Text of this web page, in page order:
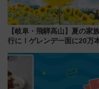
【岐阜・飛騨高山】夏の家
行に！ゲレンデ一面に20万
アひまわり園」開園